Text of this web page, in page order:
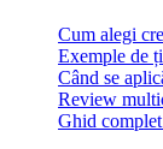
Cum alegi
Exemple de
Când se
Review
Ghid